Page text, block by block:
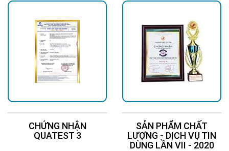
CHỨNG NHẬN
QUATEST 3
SẢN PHẨM CHẤT
LƯỢNG - DỊCH VỤ TIN
DÙNG LẦN VII - 2020